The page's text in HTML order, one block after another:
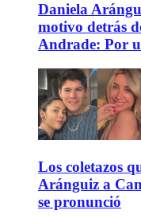
Daniela
motivo detrás
Andrade: Por
Los coletazos
Aránguiz a
se pronunció